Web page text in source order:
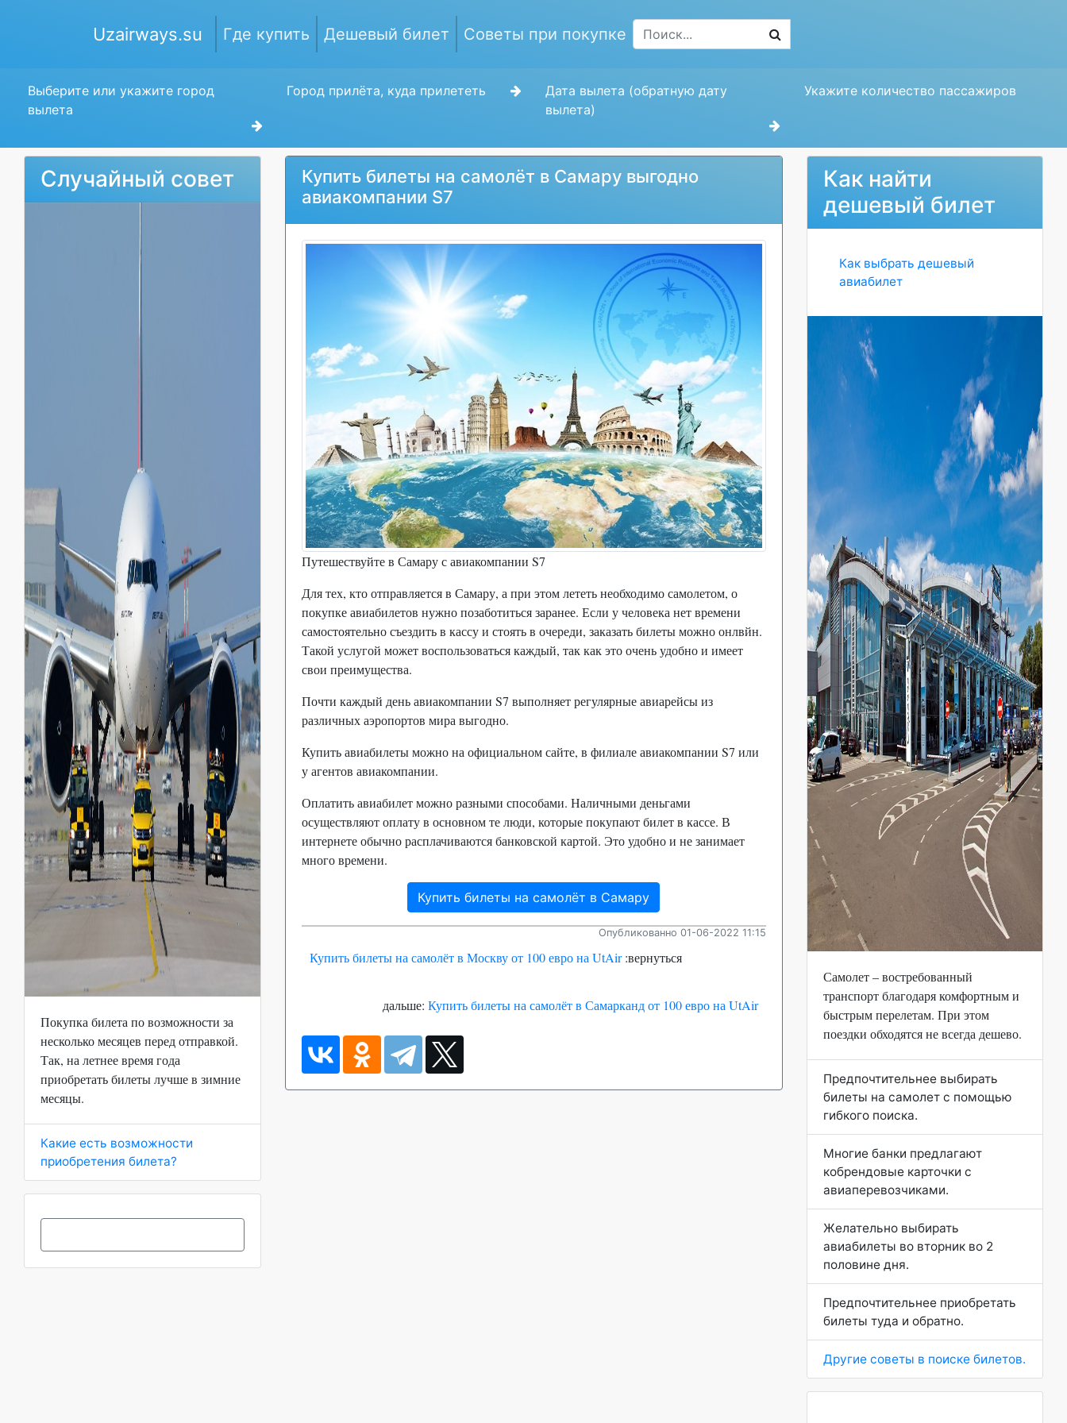
Uzairways.su Где купить Дешевый билет Советы при покупке
Выберите или укажите город
вылета
Город прилёта, куда прилететь
Дата вылета (обратную дату
вылета)
Укажите количество пассажиров
Случайный совет
Покупка билета по возможности за
несколько месяцев перед отправкой.
Так, на летнее время года
приобретать билеты лучше в зимние
месяцы.
Какие есть возможности
приобретения билета?
Купить билеты на самолёт в Самару выгодно
авиакомпании S7
Путешествуйте в Самару с авиакомпании S7
Для тех, кто отправляется в Самару, а при этом лететь необходимо самолетом, о
покупке авиабилетов нужно позаботиться заранее. Если у человека нет времени
самостоятельно съездить в кассу и стоять в очереди, заказать билеты можно онлвйн.
Такой услугой может воспользоваться каждый, так как это очень удобно и имеет
свои преимущества.
Почти каждый день авиакомпании S7 выполняет регулярные авиарейсы из
различных аэропортов мира выгодно.
Купить авиабилеты можно на официальном сайте, в филиале авиакомпании S7 или
у агентов авиакомпании.
Оплатить авиабилет можно разными способами. Наличными деньгами
осуществляют оплату в основном те люди, которые покупают билет в кассе. В
интернете обычно расплачиваются банковской картой. Это удобно и не занимает
много времени.
Купить билеты на самолёт в Самару
Опубликованно 01-06-2022 11:15
Купить билеты на самолёт в Москву от 100 евро на UtAir:вернуться
дальше: Купить билеты на самолёт в Самарканд от 100 евро на UtAir
Как найти
дешевый билет
Как выбрать дешевый
авиабилет
Самолет – востребованный
транспорт благодаря комфортным и
быстрым перелетам. При этом
поездки обходятся не всегда дешево.
Предпочтительнее выбирать
билеты на самолет с помощью
гибкого поиска.
Многие банки предлагают
кобрендовые карточки с
авиаперевозчиками.
Желательно выбирать
авиабилеты во вторник во 2
половине дня.
Предпочтительнее приобретать
билеты туда и обратно.
Другие советы в поиске билетов.